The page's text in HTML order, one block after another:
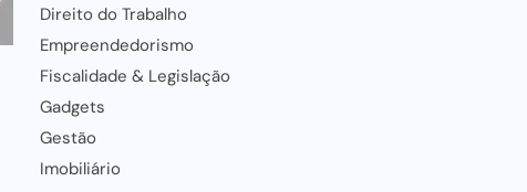
Direito do Trabalho
Empreendedorismo
Fiscalidade & Legislação
Gadgets
Gestão
Imobiliário